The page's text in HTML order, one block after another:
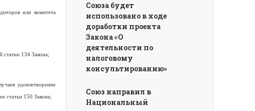
или комитета
статьи 134 Закона;
удовлетворение
статьи 150 Закона;
Союза будет
использовано в ходе
доработки проекта
Закона «О
деятельности по
налоговому
консультированию»
Союз направил в
Национальный